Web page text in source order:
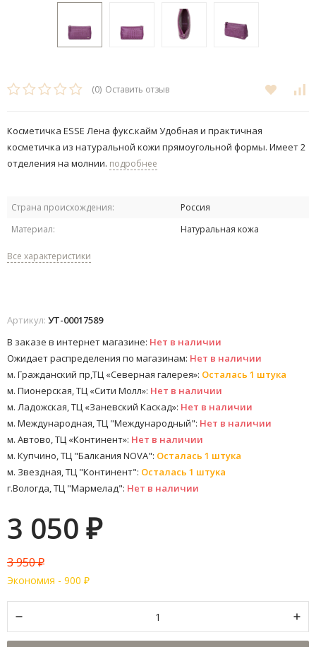
(0) Оставить отзыв
Косметичка ESSE Лена фукс.кайм Удобная и практичная
косметичка из натуральной кожи прямоугольной формы. Имеет 2
отделения на молнии. подробнее
Страна происхождения:
Россия
Материал:
Натуральная кожа
Все характеристики
Артикул: УТ-00017589
В заказе в интернет магазине: Нет в наличии
Ожидает распределения по магазинам: Нет в наличии
м. Гражданский пр,ТЦ «Северная галерея»: Осталась 1 штука
м. Пионерская, ТЦ «Сити Молл»: Нет в наличии
м. Ладожская, ТЦ «Заневский Каскад»: Нет в наличии
м. Международная, ТЦ "Международный": Нет в наличии
м. Автово, ТЦ «Континент»: Нет в наличии
м. Купчино, ТЦ "Балкания NOVA": Осталась 1 штука
м. Звездная, ТЦ "Континент": Осталась 1 штука
г.Вологда, ТЦ "Мармелад": Нет в наличии
3 050 ₽
3 950₽
Экономия - 900 ₽